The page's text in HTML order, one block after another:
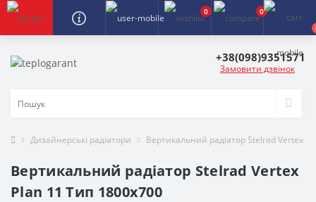
0
0
+38(098)9351571
Замовити дзвінок
Дизайнерські радіатори Вертикальний радіатор Stelrad Vertex
Вертикальний радіатор Stelrad Vertex
Plan 11 Тип 1800x700